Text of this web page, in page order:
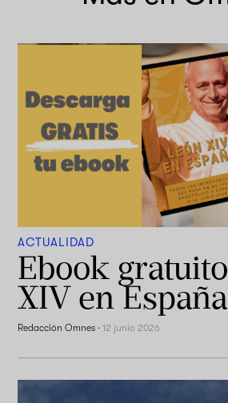
ACTUALIDAD
Ebook
XIV en España
Redacción Omnes ·12 junio 2026